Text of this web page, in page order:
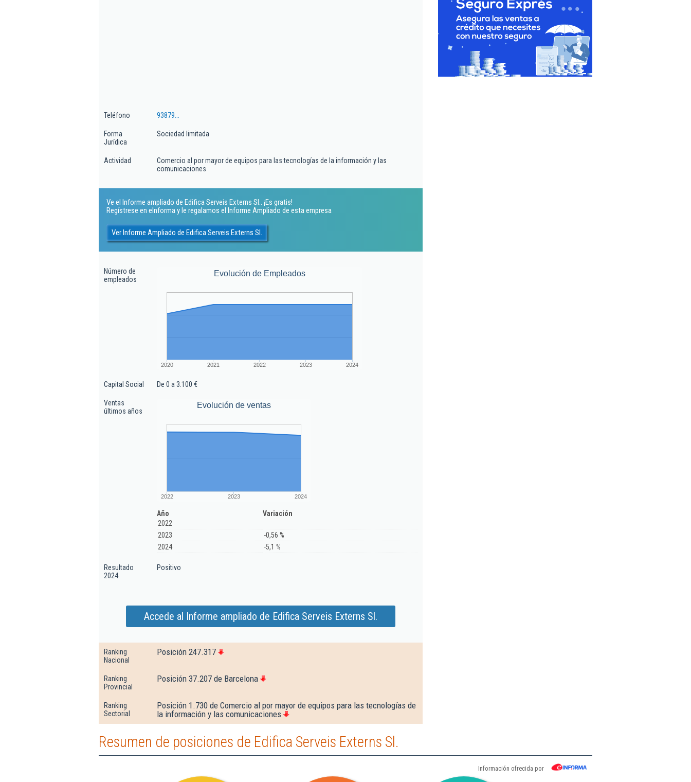
Teléfono 93879...
Forma
Jurídica
Sociedad limitada
Actividad
Comercio al por mayor de equipos para las tecnologías de la información y las
comunicaciones
Ve el Informe ampliado de Edifica Serveis Externs Sl.. ¡Es gratis!
Regístrese en eInforma y le regalamos el Informe Ampliado de esta empresa
Ver Informe Ampliado de Edifica Serveis Externs Sl.
Número de
empleados
Evolución de Empleados
2020 2021 2022 2023 2024
Capital Social De 0 a 3.100 €
Ventas
últimos años
Evolución de ventas
2022 2023 2024
Año
Variación
2022
2023
-0,56 %
2024
-5,1 %
Resultado
2024
Positivo
Accede al Informe ampliado de Edifica Serveis Externs Sl.
Ranking
Nacional
Posición 247.317
Ranking
Provincial
Posición 37.207 de Barcelona
Ranking
Sectorial
Posición 1.730 de Comercio al por mayor de equipos para las tecnologías de
la información y las comunicaciones
Resumen de posiciones de Edifica Serveis Externs Sl.
Información ofrecida por